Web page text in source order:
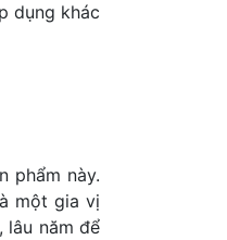
dụng khác
phẩm này.
một gia vị
lâu năm để